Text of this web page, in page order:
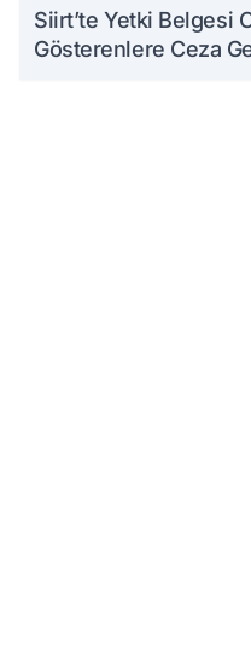
Siirt’te Yetki Belgesi
Gösterenlere Ceza